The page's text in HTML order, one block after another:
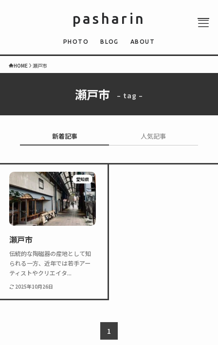
PHOTO
BLOG
pasharin
PHOTO BLOG ABOUT
HOME 瀬戸市
瀬戸市 – tag –
新着記事 人気記事
愛知県
瀬戸市
伝統的な陶磁器の産地として知
られる一方、近年では若手アー
ティストやクリエイタ...
2025年10月26日
1